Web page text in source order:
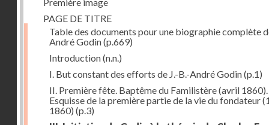
PAGE DE TITRE
Table des documents pour une biographie complète
André Godin(p.669)
Introduction(n.n.)
I. But constant des efforts de J.-B.-André Godin(p.1)
II. Première fête. Baptême du Familistère (avril 1860).
Esquisse de la première partie de la vie du fondateur
1860) (p.3)